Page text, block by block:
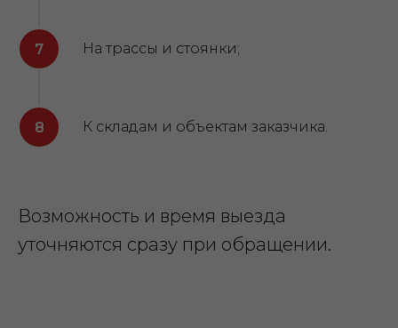
На трассы и стоянки;
К складам и объектам заказчика.
Возможность и время выезда
уточняются сразу при обращении.